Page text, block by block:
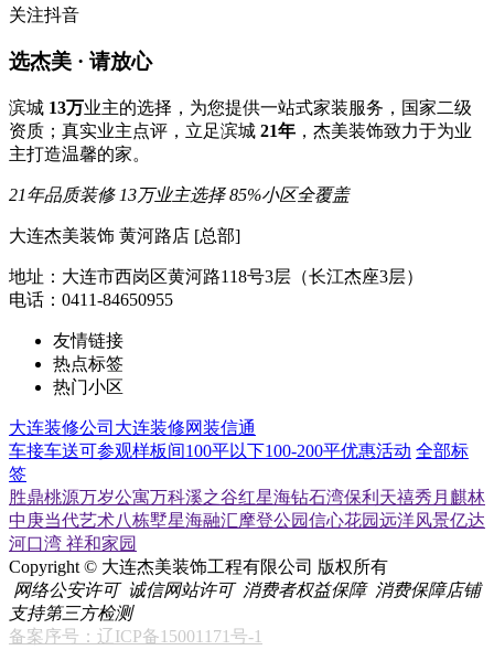
关注抖音
选杰美 · 请放心
滨城 13万业主的选择，为您提供一站式家装服务，国家二级
资质；真实业主点评，立足滨城 21年 ，杰美装饰致力于为业
主打造温馨的家。
21年品质装修 13万业主选择 85%小区全覆盖
大连杰美装饰 黄河路店 [总部]
地址：大连市西岗区黄河路118号3层（长江杰座3层）
电话：0411-84650955
友情链接
热点标签
热门小区
大连装修公司 大连装修网装信通
车接车送可参观样板间100平以下100-200平优惠活动 全部标
签
胜鼎桃源万岁公寓万科溪之谷红星海钻石湾保利天禧秀月麒林
中庚当代艺术八栋墅星海融汇摩登公园信心花园远洋风景亿达
河口湾 祥和家园
Copyright © 大连杰美装饰工程有限公司 版权所有
网络公安许可 诚信网站许可 消费者权益保障 消费保障店铺
支持第三方检测
备案序号：辽ICP备15001171号-1